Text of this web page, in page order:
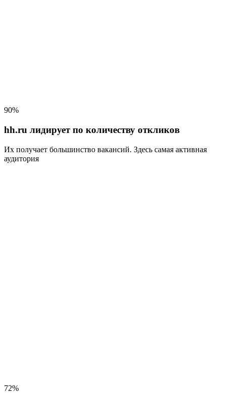
90%
hh.ru лидирует по количеству откликов
Их получает большинство вакансий. Здесь самая активная
аудитория
72%